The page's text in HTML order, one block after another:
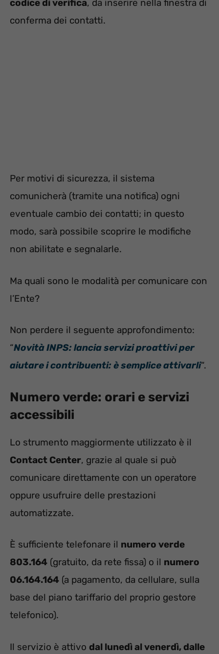
codice di verifica, da inserire nella finestra di
conferma dei contatti.
Per motivi di sicurezza, il sistema
comunicherà (tramite una notifica) ogni
eventuale cambio dei contatti; in questo
modo, sarà possibile scoprire le modifiche
non abilitate e segnalarle.
Ma quali sono le modalità per comunicare con
l’Ente?
Non perdere il seguente approfondimento:
“Novità INPS: lancia servizi proattivi per
aiutare i contribuenti: è semplice attivarli“.
Numero verde: orari e servizi
accessibili
Lo strumento maggiormente utilizzato è il
Contact Center, grazie al quale si può
comunicare direttamente con un operatore
oppure usufruire delle prestazioni
automatizzate.
È sufficiente telefonare il numero verde
803.164 (gratuito, da rete fissa) o il numero
06.164.164 (a pagamento, da cellulare, sulla
base del piano tariffario del proprio gestore
telefonico).
Il servizio è attivo dal lunedì al venerdì, dalle